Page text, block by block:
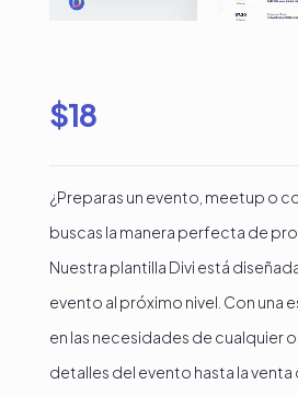
$18
¿Preparas un evento, meetup o
buscas la manera perfecta de
Nuestra plantilla Divi está
evento al próximo nivel. Con una
en las necesidades de cualquier
detalles del evento hasta la